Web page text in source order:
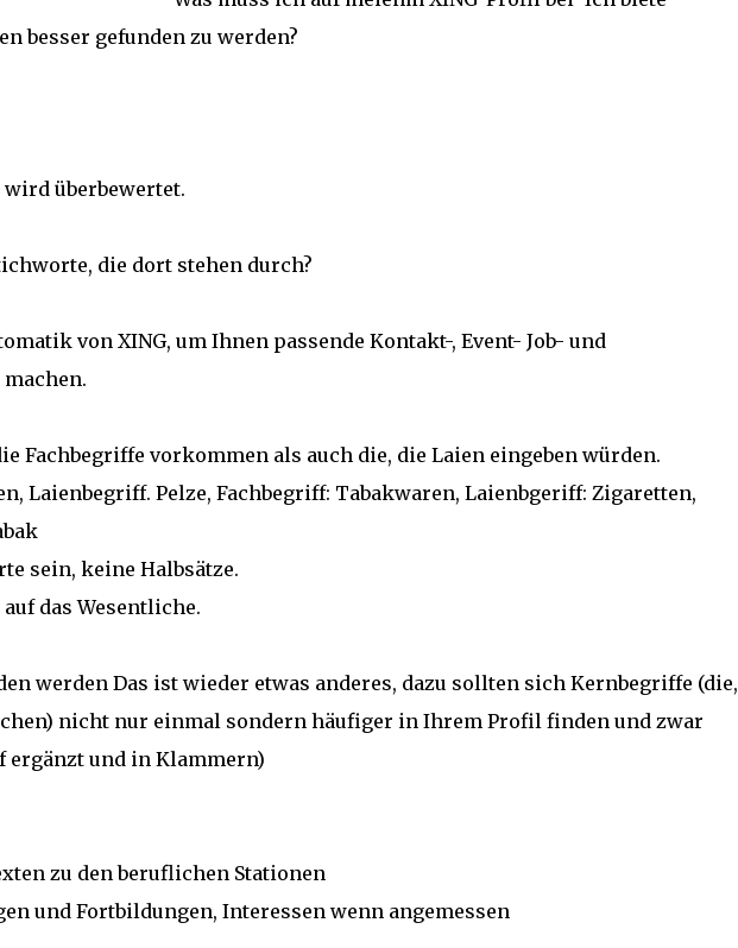
besser gefunden zu werden?
überbewertet.
die dort stehen durch?
von XING, um Ihnen passende Kontakt-, Event- Job- und
Fachbegriffe vorkommen als auch die, die Laien eingeben würden.
Laienbegriff. Pelze, Fachbegriff: Tabakwaren, Laienbgeriff: Zigaretten,
sein, keine Halbsätze.
das Wesentliche.
werden Das ist wieder etwas anderes, dazu sollten sich Kernbegriffe (die,
nicht nur einmal sondern häufiger in Ihrem Profil finden und zwar
ergänzt und in Klammern)
zu den beruflichen Stationen
und Fortbildungen, Interessen wenn angemessen